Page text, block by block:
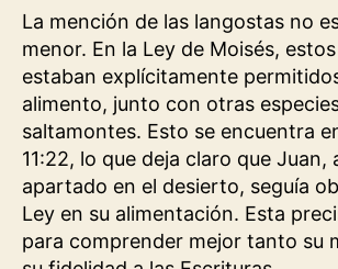
La mención de las langostas no
menor. En la Ley de Moisés,
estaban explícitamente
alimento, junto con otras
saltamontes. Esto se encuentra
11:22, lo que deja claro que Juan,
apartado en el desierto, seguía
Ley en su alimentación. Esta
para comprender mejor tanto su